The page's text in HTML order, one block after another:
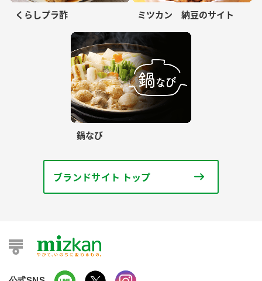
くらしプラ酢 ミツカン 納豆のサイト
鍋なび
ブランドサイト トップ